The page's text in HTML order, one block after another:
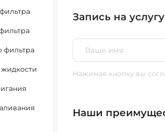
фильтра
Запись на услугу
Нажимая кнопку вы
Наши